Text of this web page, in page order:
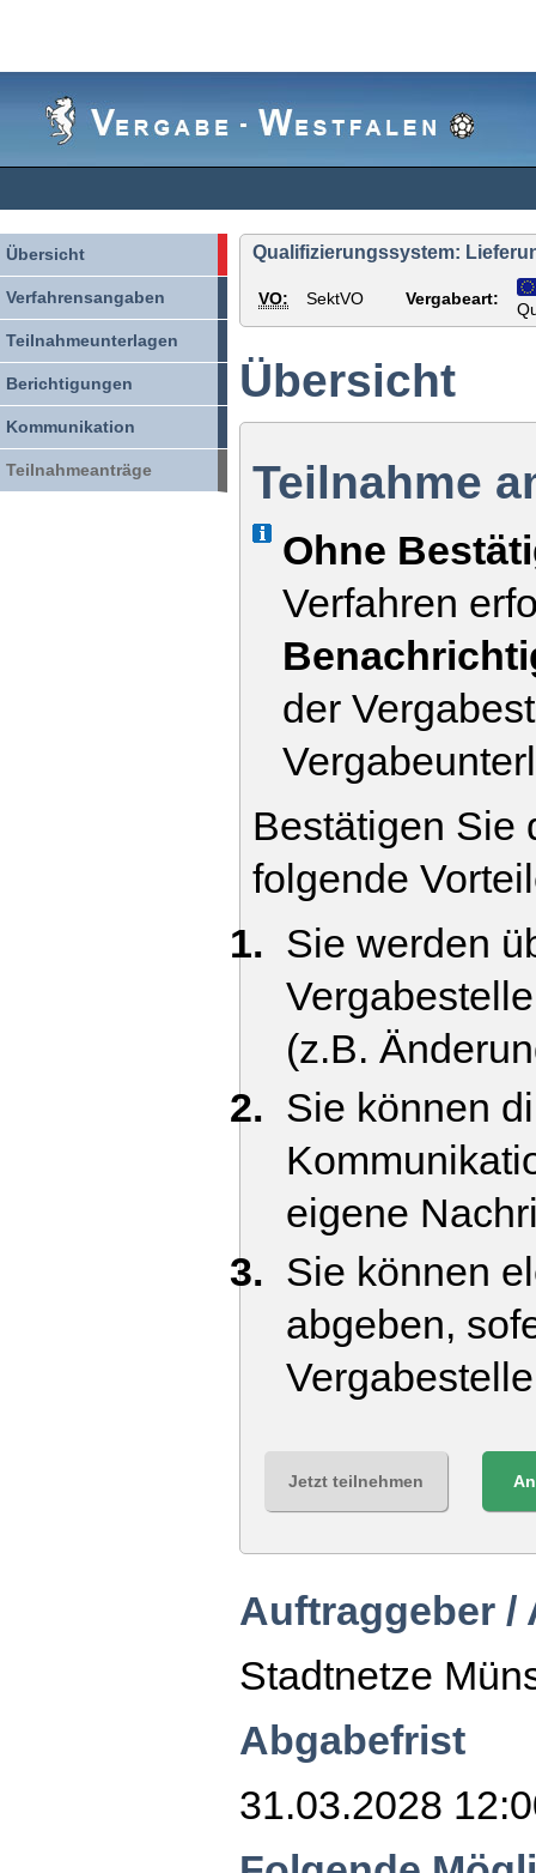
Übersicht
Verfahrensangaben
Teilnahmeunterlagen
Berichtigungen
Kommunikation
Teilnahmeanträge
Qualifizierungssystem:
VO: SektVO Vergabeart:
Übersicht
Teilnahme
Info
Ohne
Verfahren
der
Bestätigen Sie
folgende
Sie werden
(z.B.
Sie können
eigene
Sie können
abgeben,
Jetzt teilnehmen
Auftraggeber /
Stadtnetze
Abgabefrist
31.03.2028